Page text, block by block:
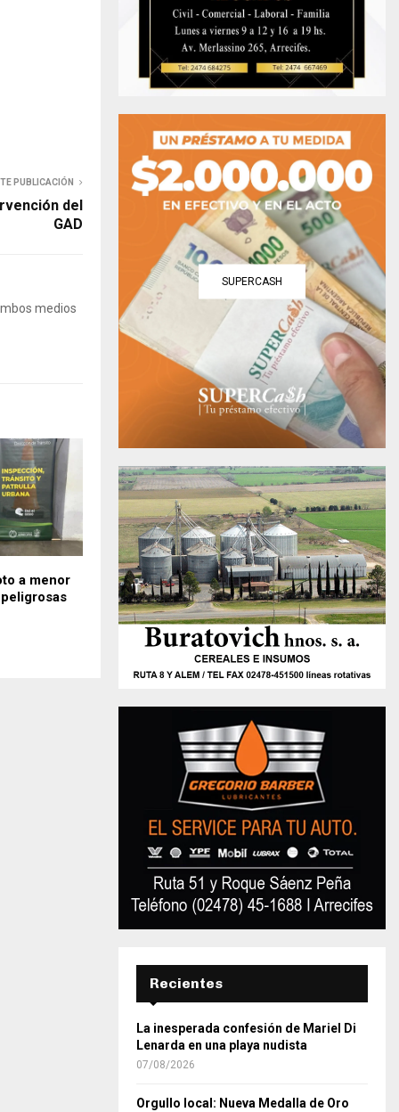
PUBLICACIÓN
del
GAD
medios
a menor
SUPERCASH
Recientes
La inesperada confesión de Mariel Di
Lenarda en una playa nudista
07/08/2026
Orgullo local: Nueva Medalla de Oro